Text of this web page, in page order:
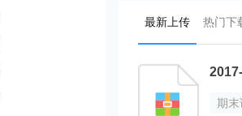
最新上传(current)
热门下
期末